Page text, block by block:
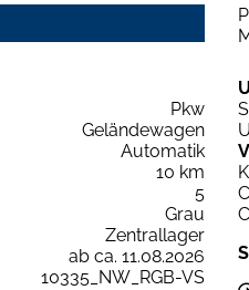
Pkw
Geländewagen
Automatik
10 km
5
Grau
Zentrallager
ab ca. 11.08.2026
10335_NW_RGB-VS